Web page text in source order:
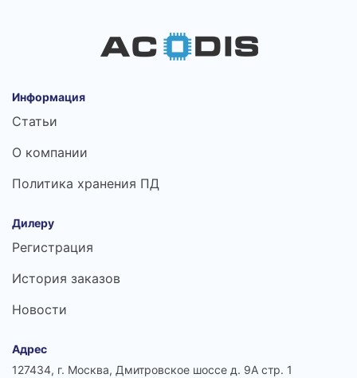
Информация
Статьи
О компании
Политика хранения ПД
Дилеру
Регистрация
История заказов
Новости
Адрес
127434, г. Москва, Дмитровское шоссе д. 9А стр. 1